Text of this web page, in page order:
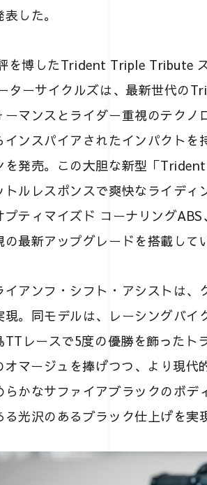
した。
を博したTrident Triple Tribute
ターサイクルズは、最新世代の
ーマンスとライダー重視のテク
インスパイアされたインパクト
を発売。この大胆な新型「
トルレスポンスで爽快なライデ
プティマイズド コーナリング
最新アップグレードを搭載して
イアンフ・シフト・アシストは
現。同モデルは、レーシングバ
TTレースで5度の優勝を飾った
オマージュを捧げつつ、より現代
らかなサファイアブラックのボ
る光沢のあるブラック仕上げを実